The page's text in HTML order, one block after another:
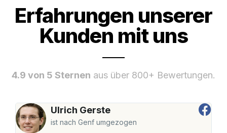
Erfahrungen unserer
Kunden mit uns
4.9 von 5 Sternen aus über 800+ Bewertungen.
Ulrich Gerste
ist nach Genf umgezogen